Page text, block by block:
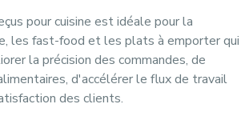
pour cuisine est idéale pour la
les fast-food et les plats à emporter qui
la précision des commandes, de
d'accélérer le flux de travail
des clients.